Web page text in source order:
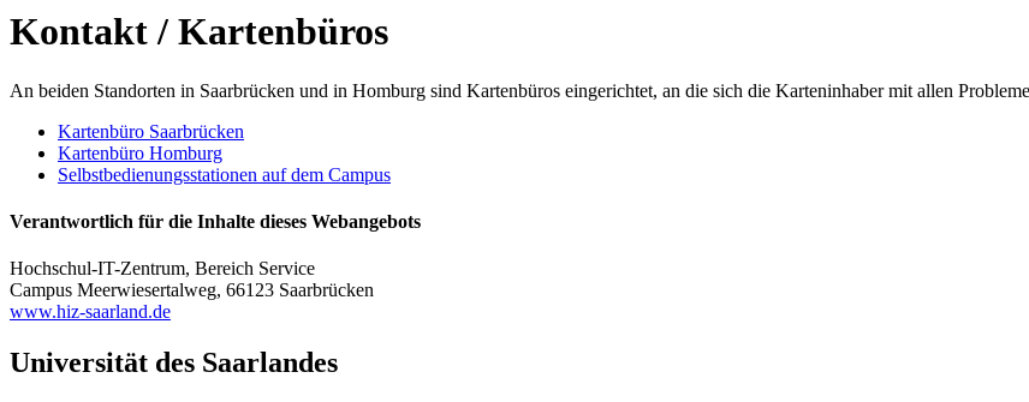
Kontakt / Kartenbüros
An beiden Standorten in Saarbrücken und in Homburg sind Kartenbüros eingerichtet, an die sich die Karteninhaber mit allen
Kartenbüro Saarbrücken
Kartenbüro Homburg
Selbstbedienungsstationen auf dem Campus
Verantwortlich für die Inhalte dieses Webangebots
Hochschul-IT-Zentrum, Bereich Service
Campus Meerwiesertalweg, 66123 Saarbrücken
www.hiz-saarland.de
Universität des Saarlandes